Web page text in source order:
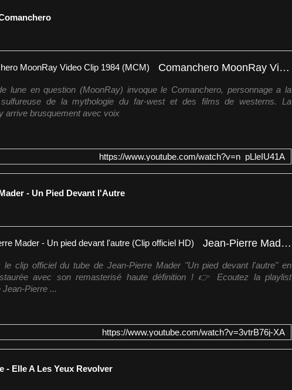
Comanchero MoonRay Video Clip 1984 (MCM)
lune en question (MoonRay) invoque le Comanchero, personnage a la
sulfureuse de la mythologie du far-west et des films de westerns. La
arrive brusquement avec voix
https://www.youtube.com/watch?v=n_pLleIU41A
- Un Pied Devant l'Autre
Jean-Pierre Mader - Un pied devant l'autre (Clip officiel HD)
le clip officiel du tube de Jean-Pierre Mader "Un pied devant l'autre" en
avec son remasterisé haute définition ! 👉 Ecoutez la playlist
Jean-Pierre ...
https://www.youtube.com/watch?v=3vtrB76j-XA
- Elle A Les Yeux Revolver